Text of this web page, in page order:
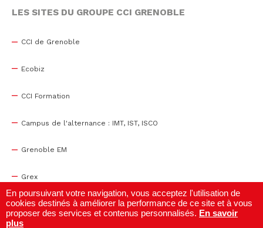
LES SITES DU GROUPE CCI GRENOBLE
CCI de Grenoble
Ecobiz
CCI Formation
Campus de l'alternance : IMT, IST, ISCO
Grenoble EM
Grex
WTC Grenoble
En poursuivant votre navigation, vous acceptez l'utilisation de
cookies destinés à améliorer la performance de ce site et à vous
proposer des services et contenus personnalisés. En savoir
plus